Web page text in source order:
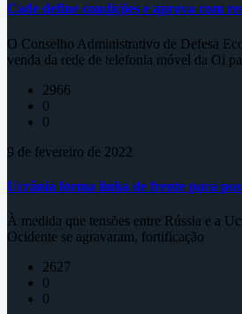
Cade define condições e aprova com
O Conselho Administrativo de Defesa
venda da rede de telefonia móvel da Oi
2966
0
0
9 de fevereiro de 2022
Ucrânia forma linha de frente para
À medida que tensões entre Rússia e a
Ocidente se agravaram, fortificação
2627
0
0